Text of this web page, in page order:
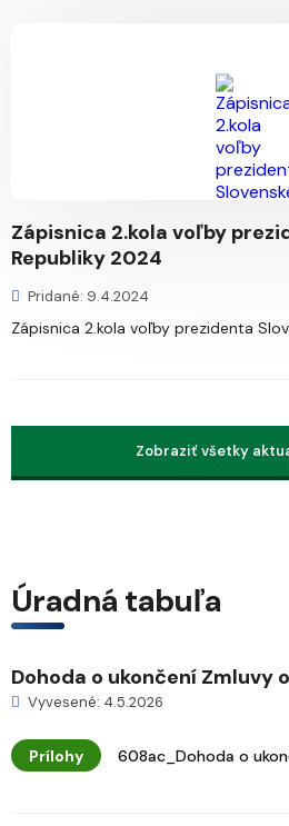
Zápisnica 2.kola voľby
Republiky 2024
Pridané: 9.4.2024
Zápisnica 2.kola voľby prezidenta
Zobraziť všetky
Úradná tabuľa
Dohoda o ukončení Zmluvy
Vyvesené: 4.5.2026
Prílohy 608ac_Dohoda o